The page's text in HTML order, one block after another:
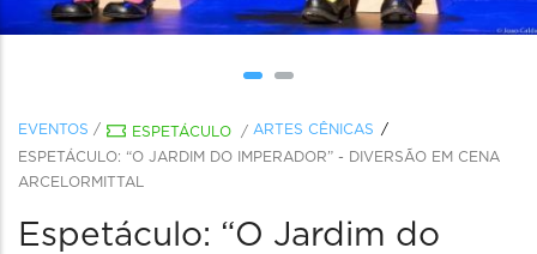
EVENTOS / ESPETÁCULO / ARTES CÊNICAS
ESPETÁCULO: “O JARDIM DO IMPERADOR” - DIVERSÃO EM CENA
ARCELORMITTAL
Espetáculo: “O Jardim do